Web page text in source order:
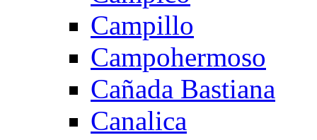
Campillo
Campohermoso
Cañada Bastiana
Canalica